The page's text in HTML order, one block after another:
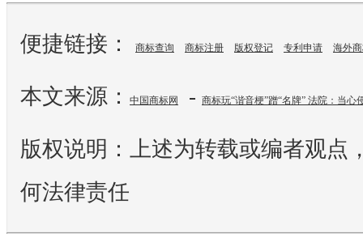
便捷链接： 商标查询 商标注册 版权登记 专利申请 海外
本文来源： 中国商标网 - 商标玩“谐音梗”蹭“名牌” 法院：当心
版权说明：上述为转载或编者观点
何法律责任